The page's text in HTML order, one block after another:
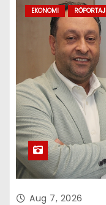
EKONOMI RÖPORTAJ
Aug 7, 2026